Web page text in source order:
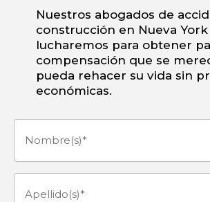
Nuestros abogados de
construcción en Nueva
lucharemos para obtener
compensación que se
pueda rehacer su vida sin
económicas.
Nombre(s)
Apellido(s)